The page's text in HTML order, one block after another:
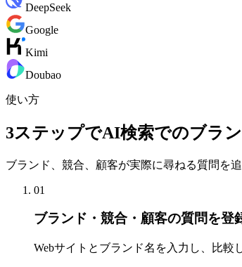
DeepSeek
Google
Kimi
Doubao
使い方
3ステップでAI検索でのブラ
ブランド、競合、顧客が実際に尋ねる質問を
01
ブランド・競合・顧客の質問を登
Webサイトとブランド名を入力し、比較